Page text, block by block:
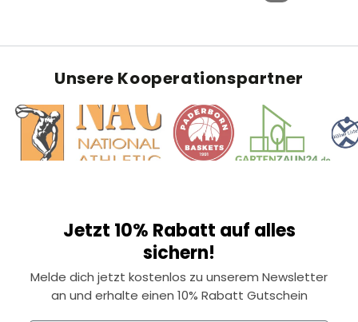
Unsere Kooperationspartner
Jetzt 10% Rabatt auf alles
sichern!
Melde dich jetzt kostenlos zu unserem Newsletter
an und erhalte einen 10% Rabatt Gutschein